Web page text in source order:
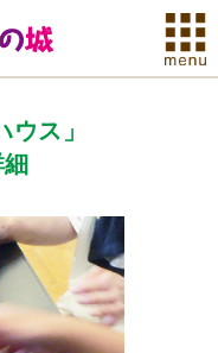
ウス」